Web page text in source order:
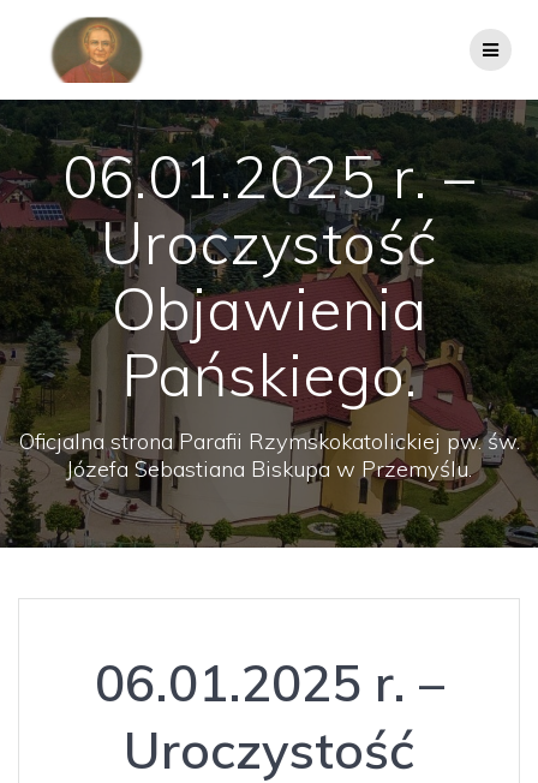
06.01.2025 r. –
Uroczystość
Objawienia
Pańskiego.
Oficjalna strona Parafii Rzymskokatolickiej pw. św.
Józefa Sebastiana Biskupa w Przemyślu.
06.01.2025 r. –
Uroczystość